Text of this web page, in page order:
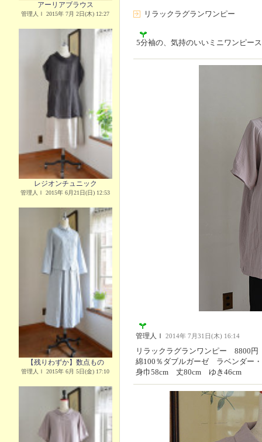
アーリアブラウス
管理人Ｉ 2015年 7月 2日(木) 12:27
レジオンチュニック
管理人Ｉ 2015年 6月21日(日) 12:53
【残りわずか】数点もの
管理人Ｉ 2015年 6月 5日(金) 17:10
リラックラグランワンピー
5分袖の、気持のいいミニワンピー
管理人Ｉ 2014年 7月31日(木) 16:14
リラックラグランワンピー 8800円
綿100％ダブルガーゼ ラベンダー
身巾58cm 丈80cm ゆき46cm